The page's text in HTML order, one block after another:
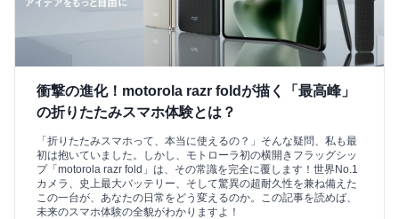
衝撃の進化！motorola razr foldが描く「最高峰」
の折りたたみスマホ体験とは？
「折りたたみスマホって、本当に使えるの？」そんな疑問、私も最
初は抱いていました。しかし、モトローラ初の横開きフラッグシッ
プ「motorola razr fold」は、その常識を完全に覆します！世界No.1
カメラ、史上最大バッテリー、そして驚異の超耐久性を兼ね備えた
この一台が、あなたの日常をどう変えるのか。この記事を読めば、
未来のスマホ体験の全貌がわかりますよ！